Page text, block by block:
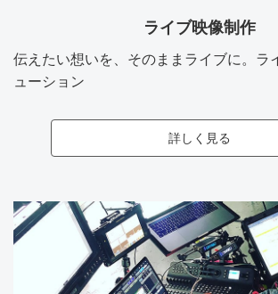
ライブ映像制作
伝えたい想いを、そのままライブに。ラ
ューション
詳しく見る